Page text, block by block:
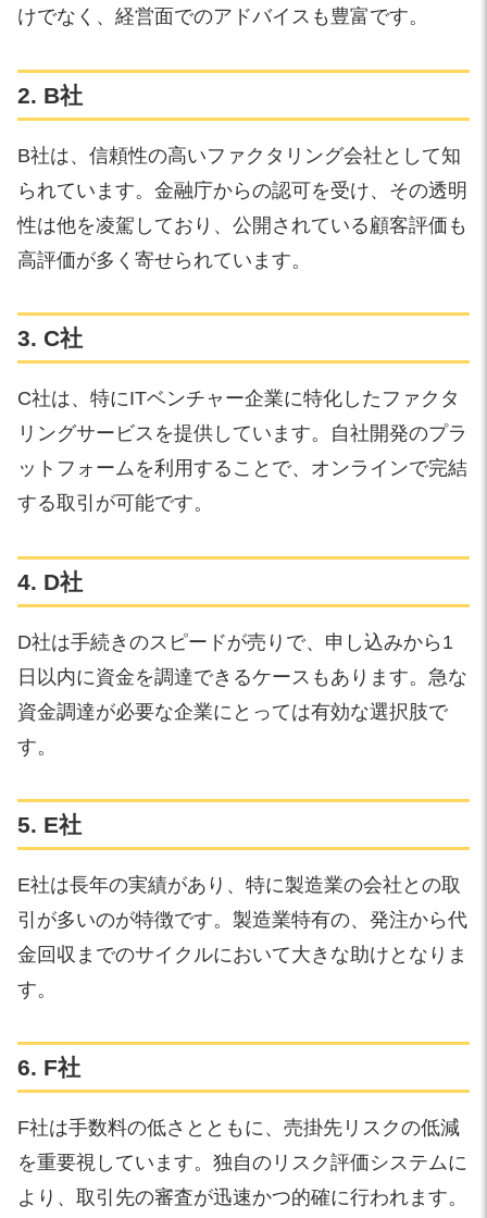
けでなく、経営面でのアドバイスも豊富です。
2. B社
B社は、信頼性の高いファクタリング会社として知
られています。金融庁からの認可を受け、その透明
性は他を凌駕しており、公開されている顧客評価も
高評価が多く寄せられています。
3. C社
C社は、特にITベンチャー企業に特化したファクタ
リングサービスを提供しています。自社開発のプラ
ットフォームを利用することで、オンラインで完結
する取引が可能です。
4. D社
D社は手続きのスピードが売りで、申し込みから1
日以内に資金を調達できるケースもあります。急な
資金調達が必要な企業にとっては有効な選択肢で
す。
5. E社
E社は長年の実績があり、特に製造業の会社との取
引が多いのが特徴です。製造業特有の、発注から代
金回収までのサイクルにおいて大きな助けとなりま
す。
6. F社
F社は手数料の低さとともに、売掛先リスクの低減
を重要視しています。独自のリスク評価システムに
より、取引先の審査が迅速かつ的確に行われます。